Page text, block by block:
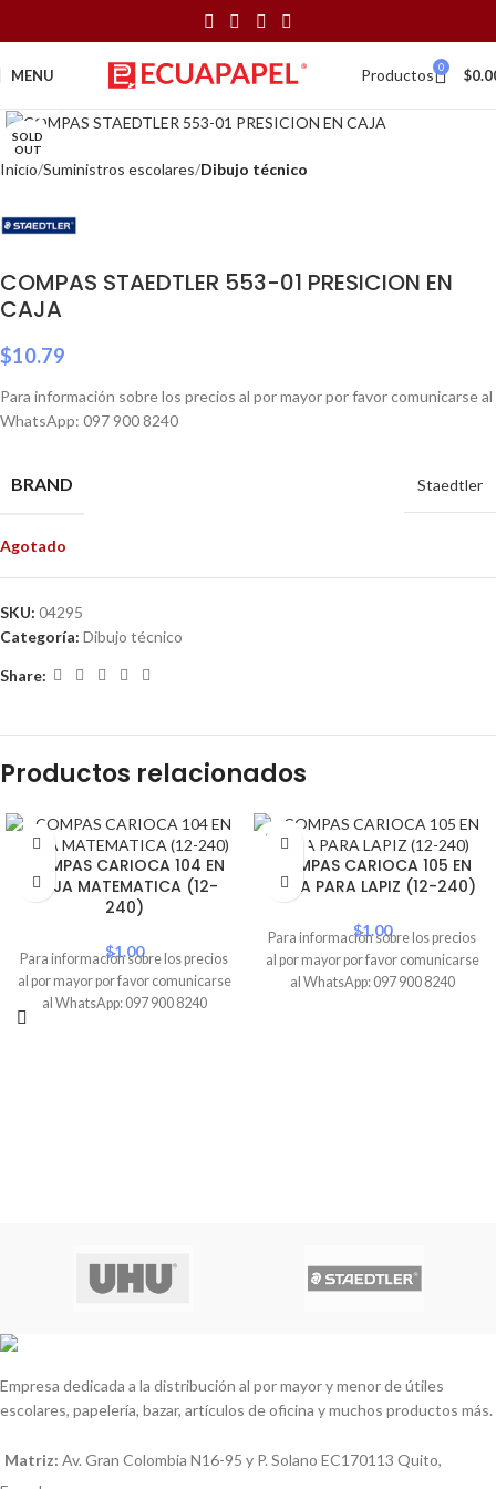
MENU Productos 0 $
SOLD
OUT
Click to enlarge
Inicio Suministros escolares Dibujo técnico
COMPAS STAEDTLER 553-01 PRESICION EN
CAJA
$10.79
Para información sobre los precios al por mayor por favor comunicarse al
WhatsApp: 097 900 8240
BRAND Staedtler
Agotado
SKU: 04295
Categoría: Dibujo técnico
Share:
Productos relacionados
COMPAS CARIOCA 104 EN
CAJA MATEMATICA (12-
240)
$1.00
Para información sobre los precios
al por mayor por favor comunicarse
al WhatsApp: 097 900 8240
SOLD
OUT
COMPAS CARIOCA 105 EN
CAJA PARA LAPIZ (12-240)
$1.00
Para información sobre los precios
al por mayor por favor comunicarse
al WhatsApp: 097 900 8240
Empresa dedicada a la distribución al por mayor y menor de útiles
escolares, papelería, bazar, artículos de oficina y muchos productos más.
Matriz: Av. Gran Colombia N16-95 y P. Solano EC170113 Quito,